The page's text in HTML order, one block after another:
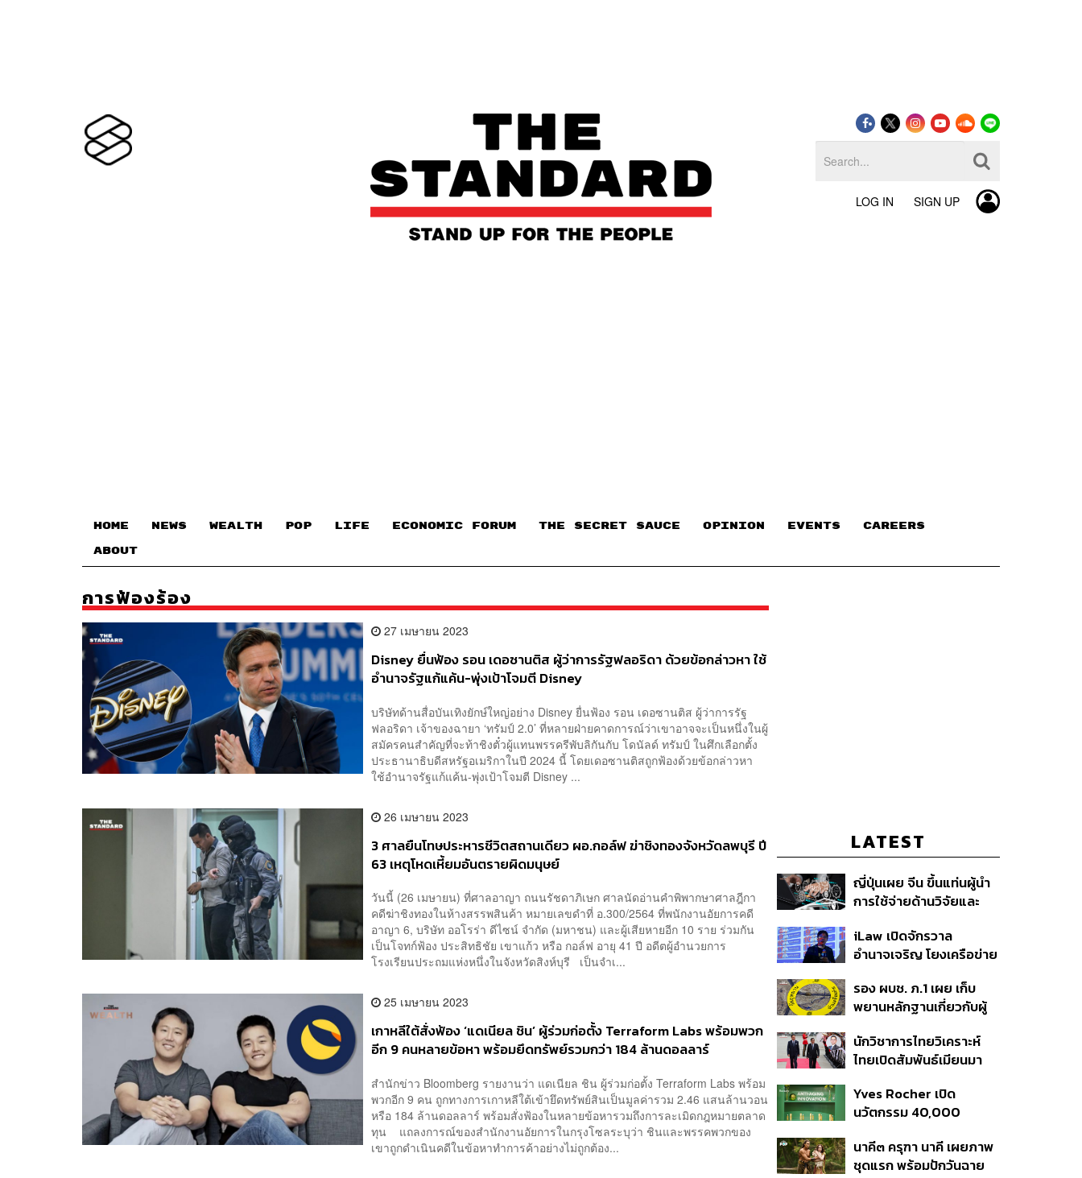
LOG IN SIGN UP
HOME NEWS WEALTH POP LIFE ECONOMIC FORUM THE SECRET SAUCE​ OPINION EVENTS CAREERS
ABOUT
การฟ้องร้อง
27 เมษายน 2023
Disney ยื่นฟ้อง รอน เดอซานติส ผู้ว่าการรัฐฟลอริดา ด้วยข้อกล่าวหา ใช้
อำนาจรัฐแก้แค้น-พุ่งเป้าโจมตี Disney
บริษัทด้านสื่อบันเทิงยักษ์ใหญ่อย่าง Disney ยื่นฟ้อง รอน เดอซานติส ผู้ว่าการรัฐ
ฟลอริดา เจ้าของฉายา ‘ทรัมป์ 2.0’ ที่หลายฝ่ายคาดการณ์ว่าเขาอาจจะเป็นหนึ่งในผู้
สมัครคนสำคัญที่จะท้าชิงตั๋วผู้แทนพรรครีพับลิกันกับ โดนัลด์ ทรัมป์ ในศึกเลือกตั้ง
ประธานาธิบดีสหรัฐอเมริกาในปี 2024 นี้ โดยเดอซานติสถูกฟ้องด้วยข้อกล่าวหา
ใช้อำนาจรัฐแก้แค้น-พุ่งเป้าโจมตี Disney ...
26 เมษายน 2023
3 ศาลยืนโทษประหารชีวิตสถานเดียว ผอ.กอล์ฟ ฆ่าชิงทองจังหวัดลพบุรี ปี
63 เหตุโหดเหี้ยมอันตรายผิดมนุษย์
วันนี้ (26 เมษายน) ที่ศาลอาญา ถนนรัชดาภิเษก ศาลนัดอ่านคำพิพากษาศาลฎีกา
คดีฆ่าชิงทองในห้างสรรพสินค้า หมายเลขดำที่ อ.300/2564 ที่พนักงานอัยการคดี
อาญา 6, บริษัท ออโรร่า ดีไซน์ จำกัด (มหาชน) และผู้เสียหายอีก 10 ราย ร่วมกัน
เป็นโจทก์ฟ้อง ประสิทธิชัย เขาแก้ว หรือ กอล์ฟ อายุ 41 ปี อดีตผู้อำนวยการ
โรงเรียนประถมแห่งหนึ่งในจังหวัดสิงห์บุรี เป็นจำเ...
25 เมษายน 2023
เกาหลีใต้สั่งฟ้อง ‘แดเนียล ชิน’ ผู้ร่วมก่อตั้ง Terraform Labs พร้อมพวก
อีก 9 คนหลายข้อหา พร้อมยึดทรัพย์รวมกว่า 184 ล้านดอลลาร์
สำนักข่าว Bloomberg รายงานว่า แดเนียล ชิน ผู้ร่วมก่อตั้ง Terraform Labs พร้อม
พวกอีก 9 คน ถูกทางการเกาหลีใต้เข้ายึดทรัพย์สินเป็นมูลค่ารวม 2.46 แสนล้านวอน
หรือ 184 ล้านดอลลาร์ พร้อมสั่งฟ้องในหลายข้อหารวมถึงการละเมิดกฎหมายตลาด
ทุน แถลงการณ์ของสำนักงานอัยการในกรุงโซลระบุว่า ชินและพรรคพวกของ
เขาถูกดำเนินคดีในข้อหาทำการค้าอย่างไม่ถูกต้อง...
LATEST
ญี่ปุ่นเผย จีน ขึ้นแท่นผู้นำ
การใช้จ่ายด้านวิจัยและ
งานวิจัยถูกอ้างอิงสูงสุด
แซงสหรัฐฯ
iLaw เปิดจักรวาล
อำนาจเจริญ โยงเครือข่าย
สังเกตลงสมัครตรง
คุณสมบัติหรือไม่
รอง ผบช. ภ.1 เผย เก็บ
พยานหลักฐานเกี่ยวกับผู้
ตรวจสอบทั้งหมดแล้ว
นักวิชาการไทยวิเคราะห์
ไทยเปิดสัมพันธ์เมียนมา
ได้ถึงจุดไหน
Yves Rocher เปิด
นวัตกรรม 40,000
ใหม่
นาคี๓ ครุฑา นาคี เผยภาพ
ชุดแรก พร้อมปักวันฉาย